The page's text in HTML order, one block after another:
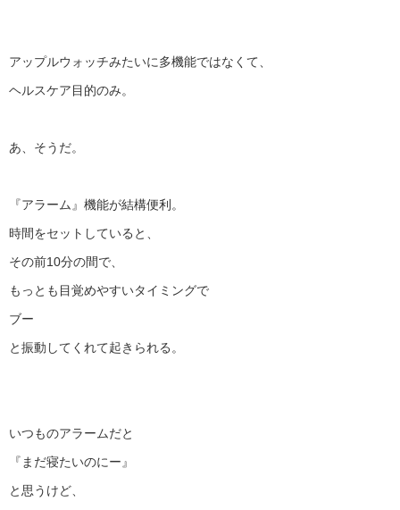
アップルウォッチみたいに多機能ではなくて、
ヘルスケア目的のみ。
あ、そうだ。
『アラーム』機能が結構便利。
時間をセットしていると、
その前10分の間で、
もっとも目覚めやすいタイミングで
ブー
と振動してくれて起きられる。
いつものアラームだと
『まだ寝たいのにー』
と思うけど、